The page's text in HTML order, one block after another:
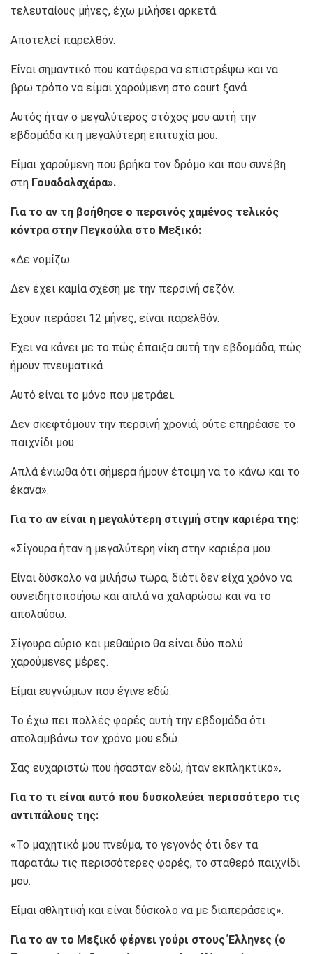
τελευταίους μήνες, έχω μιλήσει αρκετά.
Αποτελεί παρελθόν.
Είναι σημαντικό που κατάφερα να επιστρέψω και να
βρω τρόπο να είμαι χαρούμενη στο court ξανά.
Αυτός ήταν ο μεγαλύτερος στόχος μου αυτή την
εβδομάδα κι η μεγαλύτερη επιτυχία μου.
Είμαι χαρούμενη που βρήκα τον δρόμο και που συνέβη
στη Γουαδαλαχάρα».
Για το αν τη βοήθησε ο περσινός χαμένος τελικός
κόντρα στην Πεγκούλα στο Μεξικό:
«Δε νομίζω.
Δεν έχει καμία σχέση με την περσινή σεζόν.
Έχουν περάσει 12 μήνες, είναι παρελθόν.
Έχει να κάνει με το πώς έπαιξα αυτή την εβδομάδα, πώς
ήμουν πνευματικά.
Αυτό είναι το μόνο που μετράει.
Δεν σκεφτόμουν την περσινή χρονιά, ούτε επηρέασε το
παιχνίδι μου.
Απλά ένιωθα ότι σήμερα ήμουν έτοιμη να το κάνω και το
έκανα».
Για το αν είναι η μεγαλύτερη στιγμή στην καριέρα της:
«Σίγουρα ήταν η μεγαλύτερη νίκη στην καριέρα μου.
Είναι δύσκολο να μιλήσω τώρα, διότι δεν είχα χρόνο να
συνειδητοποιήσω και απλά να χαλαρώσω και να το
απολαύσω.
Σίγουρα αύριο και μεθαύριο θα είναι δύο πολύ
χαρούμενες μέρες.
Είμαι ευγνώμων που έγινε εδώ.
Το έχω πει πολλές φορές αυτή την εβδομάδα ότι
απολαμβάνω τον χρόνο μου εδώ.
Σας ευχαριστώ που ήσασταν εδώ, ήταν εκπληκτικό».
Για το τι είναι αυτό που δυσκολεύει περισσότερο τις
αντιπάλους της:
«Το μαχητικό μου πνεύμα, το γεγονός ότι δεν τα
παρατάω τις περισσότερες φορές, το σταθερό παιχνίδι
μου.
Είμαι αθλητική και είναι δύσκολο να με διαπεράσεις».
Για το αν το Μεξικό φέρνει γούρι στους Έλληνες (ο